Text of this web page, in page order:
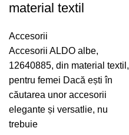
material textil
Accesorii
Accesorii ALDO albe,
12640885, din material textil,
pentru femei Dacă ești în
căutarea unor accesorii
elegante și versatlie, nu
trebuie